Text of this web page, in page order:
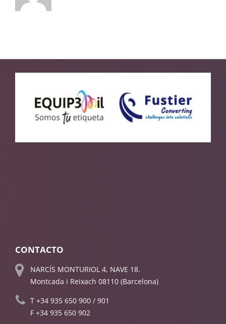
CONTACTO
NARCÍS MONTURIOL 4, NAVE 18.
Montcada i Reixach 08110 (Barcelona)
T +34 935 650 900 / 901
F +34 935 650 902